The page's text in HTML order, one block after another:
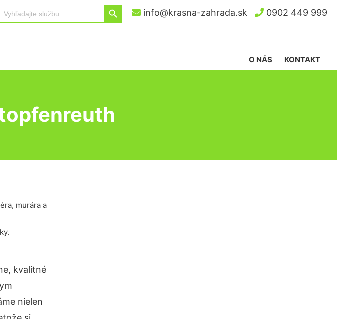
for:
Search Button
info@krasna-zahrada.sk 0902 449 999
KONTAKT
O NÁS
murára a
kvalitné
nielen